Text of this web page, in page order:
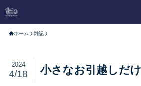
ホーム 雑記
小さなお引越しだけ
2024
4/18